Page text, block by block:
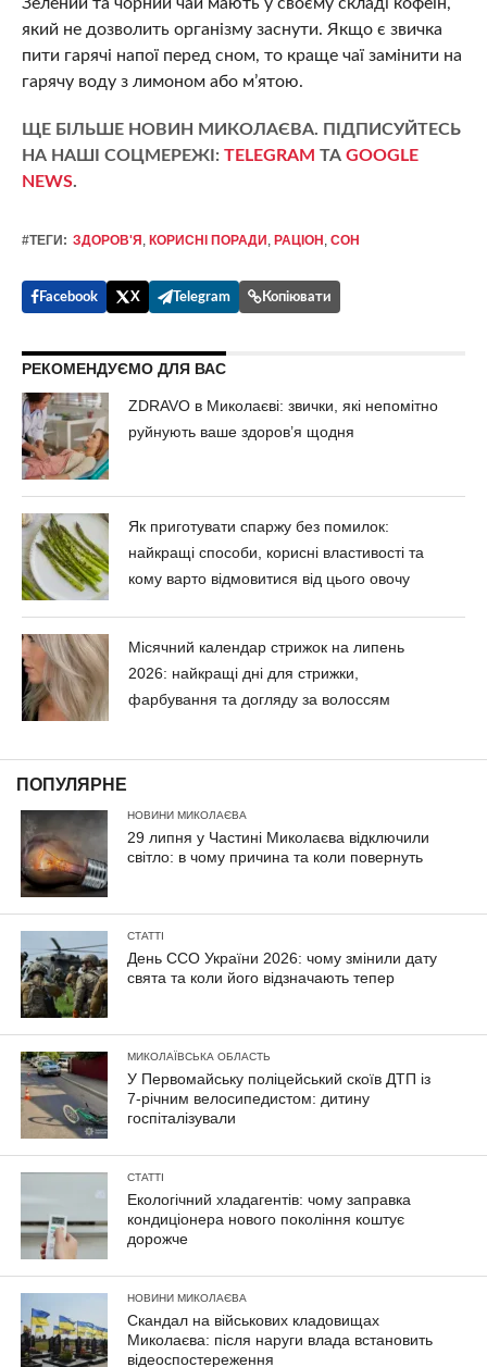
Зелений та чорний чай мають у своєму складі кофеїн,
який не дозволить організму заснути. Якщо є звичка
пити гарячі напої перед сном, то краще чаї замінити на
гарячу воду з лимоном або м’ятою.
ЩЕ БІЛЬШЕ НОВИН МИКОЛАЄВА. ПІДПИСУЙТЕСЬ
НА НАШІ СОЦМЕРЕЖІ: TELEGRAM ТА GOOGLE
NEWS.
#ТЕГИ: ЗДОРОВ'Я , КОРИСНІ ПОРАДИ , РАЦІОН , СОН
Facebook X Telegram Копіювати
РЕКОМЕНДУЄМО ДЛЯ ВАС
ZDRAVO в Миколаєві: звички, які непомітно
руйнують ваше здоров’я щодня
Як приготувати спаржу без помилок:
найкращі способи, корисні властивості та
кому варто відмовитися від цього овочу
Місячний календар стрижок на липень
2026: найкращі дні для стрижки,
фарбування та догляду за волоссям
ПОПУЛЯРНЕ
НОВИНИ МИКОЛАЄВА
29 липня у Частині Миколаєва відключили
світло: в чому причина та коли повернуть
СТАТТІ
День ССО України 2026: чому змінили дату
свята та коли його відзначають тепер
МИКОЛАЇВСЬКА ОБЛАСТЬ
У Первомайську поліцейський скоїв ДТП із
7-річним велосипедистом: дитину
госпіталізували
СТАТТІ
Екологічний хладагентів: чому заправка
кондиціонера нового покоління коштує
дорожче
НОВИНИ МИКОЛАЄВА
Скандал на військових кладовищах
Миколаєва: після наруги влада встановить
відеоспостереження